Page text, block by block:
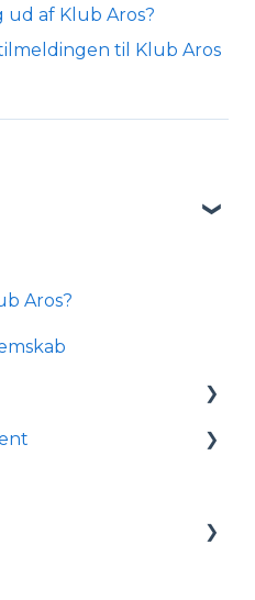
ud af Klub Aros?
til Klub Aros
Aros?
Park Vejlby
og